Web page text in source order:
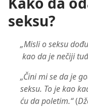
seksu?
„Misli o seksu
kao da je nečiji
„Čini mi se da je
seksu. To je kao
ću da poletim.“(